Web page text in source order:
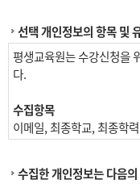
위 수집항목 포함, 사업장
스번호, 사업장 주소, 상시
홈페이지(수강신청)
선택 개인정보의 항목 및
평생교육원는 수강신청을
다.
수집항목
이메일, 최종학교, 최종학
수집한 개인정보는 다음